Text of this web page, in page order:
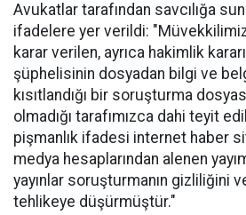
Avukatlar tarafından savcılığa
ifadelere yer verildi:
karar verilen, ayrıca hakimlik
şüphelisinin dosyadan bilgi ve
kısıtlandığı bir soruşturma
olmadığı tarafımızca dahi teyit
pişmanlık ifadesi internet haber
medya hesaplarından alenen
yayınlar soruşturmanın gizliliğini
tehlikeye düşürmüştür."